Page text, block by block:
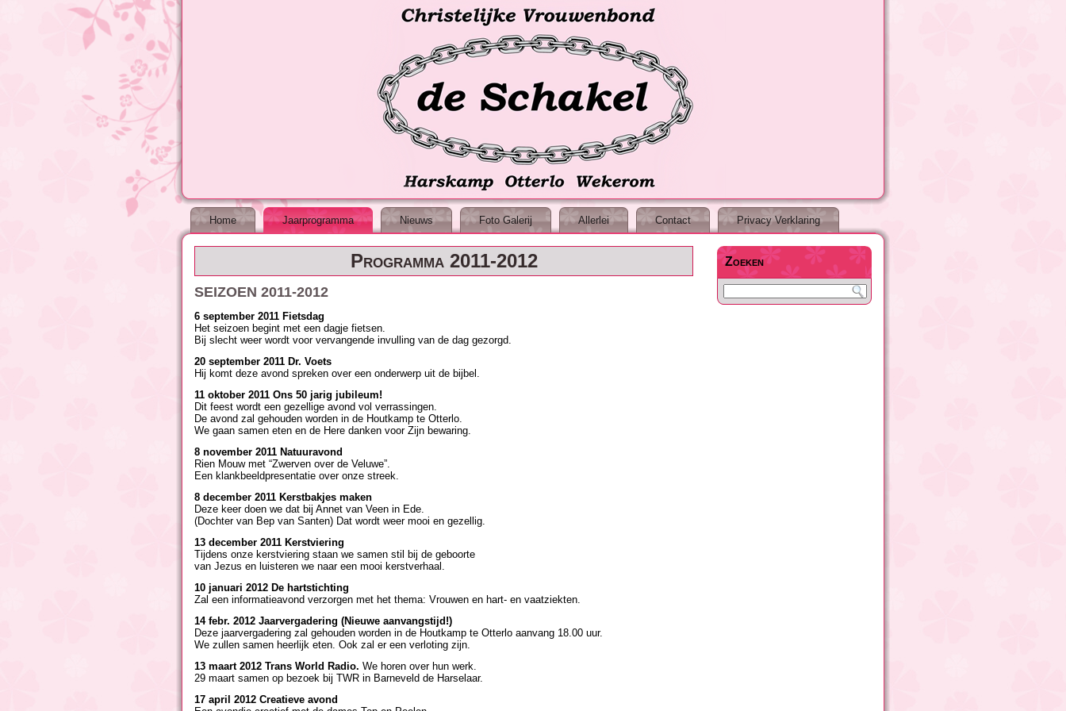
Home Jaarprogramma Nieuws Foto Galerij Allerlei Contact Privacy Verklaring
Programma 2011-2012
SEIZOEN 2011-2012
6 september 2011 Fietsdag
Het seizoen begint met een dagje fietsen.
Bij slecht weer wordt voor vervangende invulling van de dag gezorgd.
20 september 2011 Dr. Voets
Hij komt deze avond spreken over een onderwerp uit de bijbel.
11 oktober 2011 Ons 50 jarig jubileum!
Dit feest wordt een gezellige avond vol verrassingen.
De avond zal gehouden worden in de Houtkamp te Otterlo.
We gaan samen eten en de Here danken voor Zijn bewaring.
8 november 2011 Natuuravond
Rien Mouw met “Zwerven over de Veluwe”.
Een klankbeeldpresentatie over onze streek.
8 december 2011 Kerstbakjes maken
Deze keer doen we dat bij Annet van Veen in Ede.
(Dochter van Bep van Santen) Dat wordt weer mooi en gezellig.
13 december 2011 Kerstviering
Tijdens onze kerstviering staan we samen stil bij de geboorte
van Jezus en luisteren we naar een mooi kerstverhaal.
10 januari 2012 De hartstichting
Zal een informatieavond verzorgen met het thema: Vrouwen en hart- en vaatziekten.
14 febr. 2012 Jaarvergadering (Nieuwe aanvangstijd!)
Deze jaarvergadering zal gehouden worden in de Houtkamp te Otterlo aanvang 18.00 uur.
We zullen samen heerlijk eten. Ook zal er een verloting zijn.
13 maart 2012 Trans World Radio. We horen over hun werk.
29 maart samen op bezoek bij TWR in Barneveld de Harselaar.
17 april 2012 Creatieve avond
Zoeken